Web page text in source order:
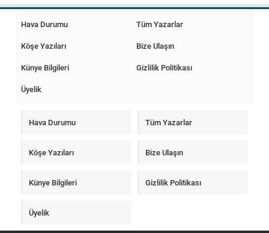
Hava Durumu
Tüm Yazarlar
Köşe Yazıları
Bize Ulaşın
Künye Bilgileri
Gizlilik Politikası
Üyelik
Hava Durumu Tüm Yazarlar
Köşe Yazıları Bize Ulaşın
Künye Bilgileri Gizlilik Politikası
Üyelik